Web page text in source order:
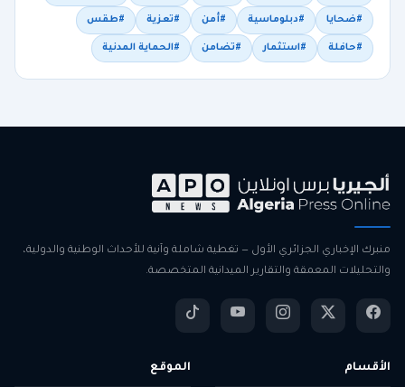
#ضحايا #دبلوماسية #أمن #تعزية #طقس
#حافلة #استثمار #تضامن #الحماية المدنية
منبرك الإخباري الجزائري الأول — تغطية شاملة وآنية للأحداث الوطنية والدولية،
والتحليلات المعمقة والتقارير الميدانية المتخصصة.
الأقسام الموقع